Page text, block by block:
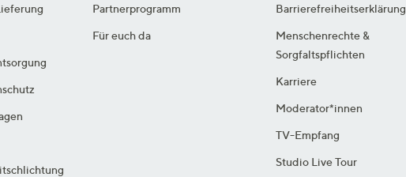
Partnerprogramm
Für euch da
Barrierefreiheitserklärung
Menschenrechte &
Sorgfaltspflichten
Karriere
Moderator*innen
TV-Empfang
Studio Live Tour